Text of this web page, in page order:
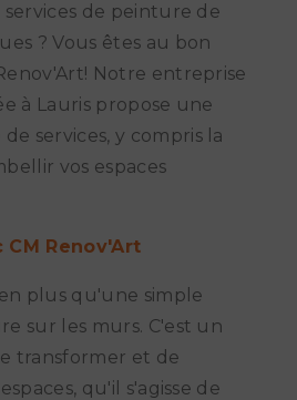
de peinture de
? Vous êtes au bon
Notre entreprise
à Lauris propose une
services, y compris la
vos espaces
Renov'Art
plus qu'une simple
sur les murs. C'est un
transformer et de
qu'il s'agisse de